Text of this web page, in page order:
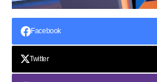
Facebook
Twitter